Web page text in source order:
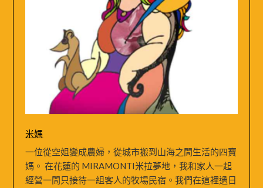
米媽
一位從空姐變成農婦，從城市搬到山海之間生活的四寶
媽。 在花蓮的 MIRAMONTI米拉夢地，我和家人一起
經營一間只接待一組客人的牧場民宿。我們在這裡過日